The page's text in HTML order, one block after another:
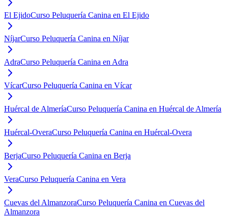
El EjidoCurso Peluquería Canina en El Ejido
NíjarCurso Peluquería Canina en Níjar
AdraCurso Peluquería Canina en Adra
VícarCurso Peluquería Canina en Vícar
Huércal de AlmeríaCurso Peluquería Canina en Huércal de Almería
Huércal-OveraCurso Peluquería Canina en Huércal-Overa
BerjaCurso Peluquería Canina en Berja
VeraCurso Peluquería Canina en Vera
Cuevas del AlmanzoraCurso Peluquería Canina en Cuevas del
Almanzora